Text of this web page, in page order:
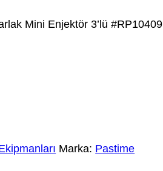
Mini Enjektör 3’lü #RP10409
Marka: Pastime